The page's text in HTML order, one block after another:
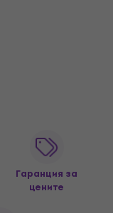
Гаранция за
цените